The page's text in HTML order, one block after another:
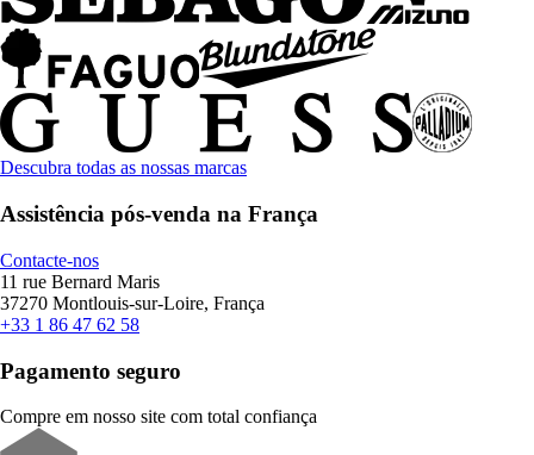
Descubra todas as nossas marcas
Assistência pós-venda na França
Contacte-nos
11 rue Bernard Maris
37270 Montlouis-sur-Loire, França
+33 1 86 47 62 58
Pagamento seguro
Compre em nosso site com total confiança